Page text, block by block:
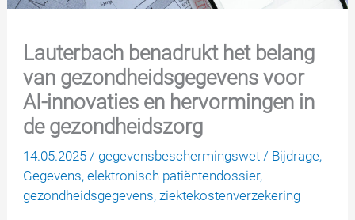
Lauterbach benadrukt het belang
van gezondheidsgegevens voor
AI-innovaties en hervormingen in
de gezondheidszorg
14.05.2025 / gegevensbeschermingswet / Bijdrage,
Gegevens,elektronisch patiëntendossier,
gezondheidsgegevens,ziektekostenverzekering